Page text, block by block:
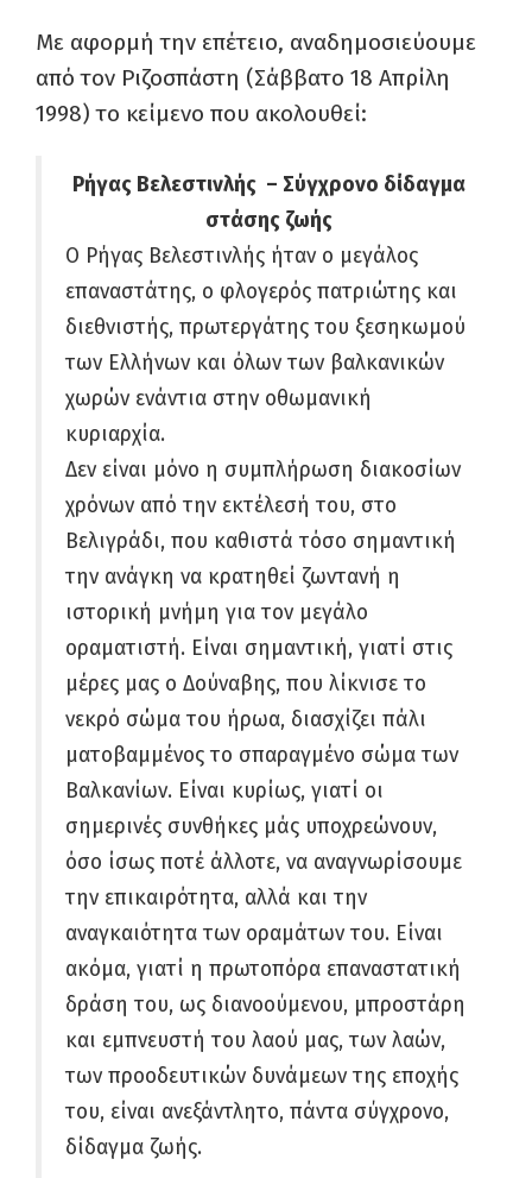
Με αφορμή την επέτειο, αναδημοσιεύουμε
από τον Ριζοσπάστη (Σάββατο 18 Απρίλη
1998) το κείμενο που ακολουθεί:
Ρήγας Βελεστινλής – Σύγχρονο δίδαγμα
στάσης ζωής
Ο Ρήγας Βελεστινλής ήταν ο μεγάλος
επαναστάτης, ο φλογερός πατριώτης και
διεθνιστής, πρωτεργάτης του ξεσηκωμού
των Ελλήνων και όλων των βαλκανικών
χωρών ενάντια στην οθωμανική
κυριαρχία.
Δεν είναι μόνο η συμπλήρωση διακοσίων
χρόνων από την εκτέλεσή του, στο
Βελιγράδι, που καθιστά τόσο σημαντική
την ανάγκη να κρατηθεί ζωντανή η
ιστορική μνήμη για τον μεγάλο
οραματιστή. Είναι σημαντική, γιατί στις
μέρες μας ο Δούναβης, που λίκνισε το
νεκρό σώμα του ήρωα, διασχίζει πάλι
ματοβαμμένος το σπαραγμένο σώμα των
Βαλκανίων. Είναι κυρίως, γιατί οι
σημερινές συνθήκες μάς υποχρεώνουν,
όσο ίσως ποτέ άλλοτε, να αναγνωρίσουμε
την επικαιρότητα, αλλά και την
αναγκαιότητα των οραμάτων του. Είναι
ακόμα, γιατί η πρωτοπόρα επαναστατική
δράση του, ως διανοούμενου, μπροστάρη
και εμπνευστή του λαού μας, των λαών,
των προοδευτικών δυνάμεων της εποχής
του, είναι ανεξάντλητο, πάντα σύγχρονο,
δίδαγμα ζωής.